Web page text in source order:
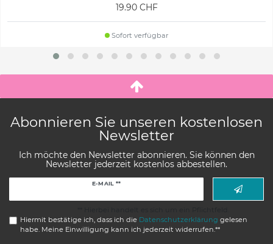
19.90 CHF
Sofort verfügbar
Abonnieren Sie unseren kostenlosen
Newsletter
Ich möchte den Newsletter abonnieren. Sie können den
Newsletter jederzeit kostenlos abbestellen.
E-MAIL **
Hiermit bestätige ich, dass ich die Daten­schutz­erklärung gelesen
habe. Meine Einwilligung kann ich jederzeit widerrufen.**